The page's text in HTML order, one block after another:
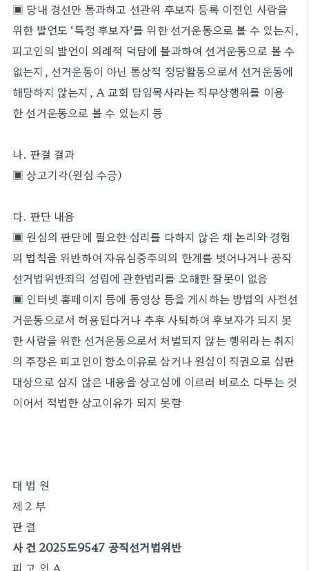
▣ 당내 경선만 통과하고 선관위 후보자 등록 이전인 사람을
위한 발언도 ‘특정 후보자’를 위한 선거운동으로 볼 수 있는지,
피고인의 발언이 의례적 덕담에 불과하여 선거운동으로 볼 수
없는지, 선거운동이 아닌 통상적 정당활동으로서 선거운동에
해당하지 않는지, A 교회 담임목사라는 직무상행위를 이용
한 선거운동으로 볼 수 있는지 등
나. 판결 결과
▣ 상고기각(원심 수긍)
다. 판단 내용
▣ 원심의 판단에 필요한 심리를 다하지 않은 채 논리와 경험
의 법칙을 위반하여 자유심증주의의 한계를 벗어나거나 공직
선거법위반죄의 성립에 관한법리를 오해한 잘못이 없음
▣ 인터넷 홈페이지 등에 동영상 등을 게시하는 방법의 사전선
거운동으로서 허용된다거나 추후 사퇴하여 후보자가 되지 못
한 사람을 위한 선거운동으로서 처벌되지 않는 행위라는 취지
의 주장은 피고인이 항소이유로 삼거나 원심이 직권으로 심판
대상으로 삼지 않은 내용을 상고심에 이르러 비로소 다투는 것
이어서 적법한 상고이유가 되지 못함
대 법 원
제 2 부
판 결
사 건 2025도9547 공직선거법위반
피 고 인 A